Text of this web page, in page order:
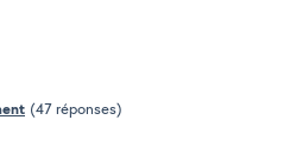
(47 réponses)